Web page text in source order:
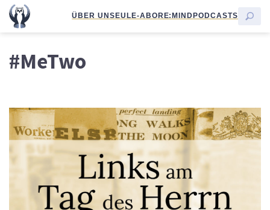
ÜBER UNSEULE-ABORE:MINDPODCASTS
#MeTwo